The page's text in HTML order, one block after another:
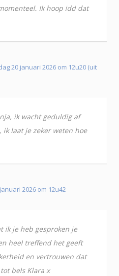
Ik hoop idd dat
20 januari 2026 om 12u20 (uit
ik wacht geduldig af
laat je zeker weten hoe
2026 om 12u42
ik je heb gesproken je
heel treffend het geeft
en vertrouwen dat
bels Klara x